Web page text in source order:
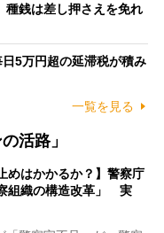
銭は差し押さえを免れ
5万円超の延滞税が積み
一覧を見る
活路」
めはかかるか？】警察庁
組織の構造改革」 実